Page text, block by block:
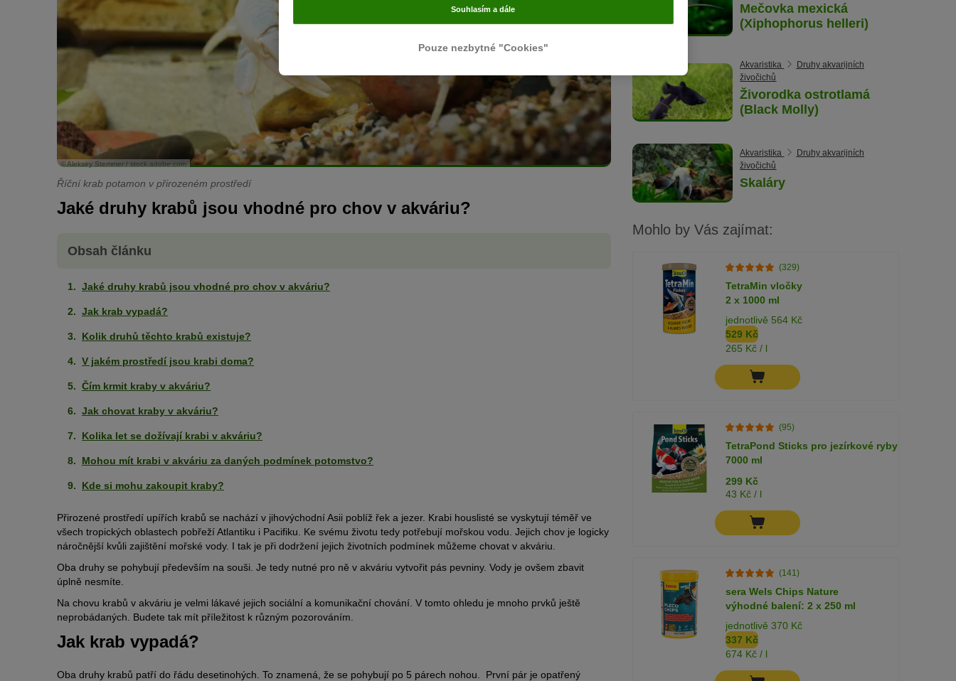
© Aleksey Stemmer / stock.adobe.com
Říční krab potamon v přirozeném prostředí
Jaké druhy krabů jsou vhodné pro chov v akváriu?
Obsah článku
Jaké druhy krabů jsou vhodné pro chov v akváriu?
Jak krab vypadá?
Kolik druhů těchto krabů existuje?
V jakém prostředí jsou krabi doma?
Čím krmit kraby v akváriu?
Jak chovat kraby v akváriu?
Kolika let se dožívají krabi v akváriu?
Mohou mít krabi v akváriu za daných podmínek potomstvo?
Kde si mohu zakoupit kraby?
Přirozené prostředí upířích krabů se nachází v jihovýchodní Asii poblíž řek a jezer. Krabi houslisté se vyskytují téměř ve
všech tropických oblastech pobřeží Atlantiku i Pacifiku. Ke svému životu tedy potřebují mořskou vodu. Jejich chov je logicky
náročnější kvůli zajištění mořské vody. I tak je při dodržení jejich životních podmínek můžeme chovat v akváriu.
Oba druhy se pohybují především na souši. Je tedy nutné pro ně v akváriu vytvořit pás pevniny. Vody je ovšem zbavit
úplně nesmíte.
Na chovu krabů v akváriu je velmi lákavé jejich sociální a komunikační chování. V tomto ohledu je mnoho prvků ještě
neprobádaných. Budete tak mít příležitost k různým pozorováním.
Jak krab vypadá?
Oba druhy krabů patří do řádu desetinohých. To znamená, že se pohybují po 5 párech nohou. První pár je opatřený
Mečovka mexická
(Xiphophorus helleri)
Akvaristika
Druhy akvarijních
živočichů
Živorodka ostrotlamá
(Black Molly)
Akvaristika
Druhy akvarijních
živočichů
Skaláry
Mohlo by Vás zajímat:
(329)
TetraMin vločky
2 x 1000 ml
jednotlivě 564 Kč
529 Kč
265 Kč / l
(95)
TetraPond Sticks pro jezírkové ryby
7000 ml
299 Kč
43 Kč / l
(141)
sera Wels Chips Nature
výhodné balení: 2 x 250 ml
jednotlivě 370 Kč
337 Kč
674 Kč / l
Pouze nezbytné "Cookies"
Souhlasím a dále